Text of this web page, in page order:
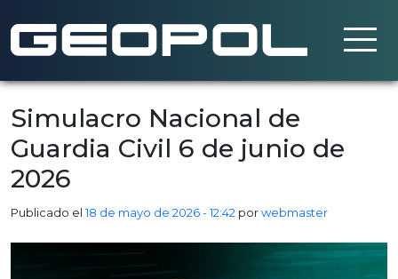
Saltar al contenido principal
Simulacro Nacional de
Guardia Civil 6 de junio de
2026
Publicado el18 de mayo de 2026 - 12:42 porwebmaster